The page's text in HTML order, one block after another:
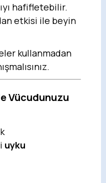
hafifletebilir.
etkisi ile beyin
kullanmadan
Vücudunuzu
uyku